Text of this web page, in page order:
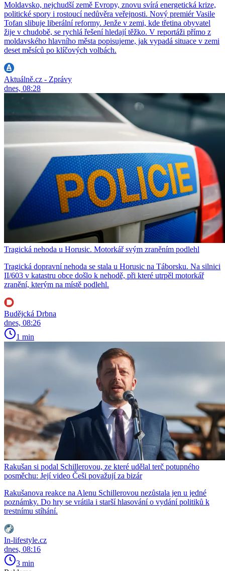
Moldavsko, nejchudší země Evropy, znovu svírá energetická krize,
politické spory i rostoucí nedůvěra veřejnosti. Nový premiér Vasile
Tofan slibuje liberální reformy. Jenže v zemi, kde třetina obyvatel
žije v chudobě, se rychlá řešení hledají těžko. V reportáži přímo z
moldavského hlavního města popisujeme, jak vypadá situace v zemi
deset měsíců po klíčových volbách.
Aktuálně.cz - Zprávy
dnes, 08:28
Tragická nehoda u Horusic. Motorkář svým zraněním podlehl
Tragická dopravní nehoda se stala u Horusic na Táborsku. Na silnici
II/603 v katastru obce došlo k nehodě, při které utrpěl motorkář
zranění, kterým na místě podlehl.
Budějcká Drbna
dnes, 08:26
1 min
Rakušan si podal Schillerovou, ze které udělal terč potupného
posměchu: Její video Češi považují za bizár
Rakušanova reakce na Alenu Schillerovou nezůstala jen u jedné
poznámky. Do hry se vrátila i starší hlasování o vydání politiků k
trestnímu stíhání.
In-lifestyle.cz
dnes, 08:16
3 min